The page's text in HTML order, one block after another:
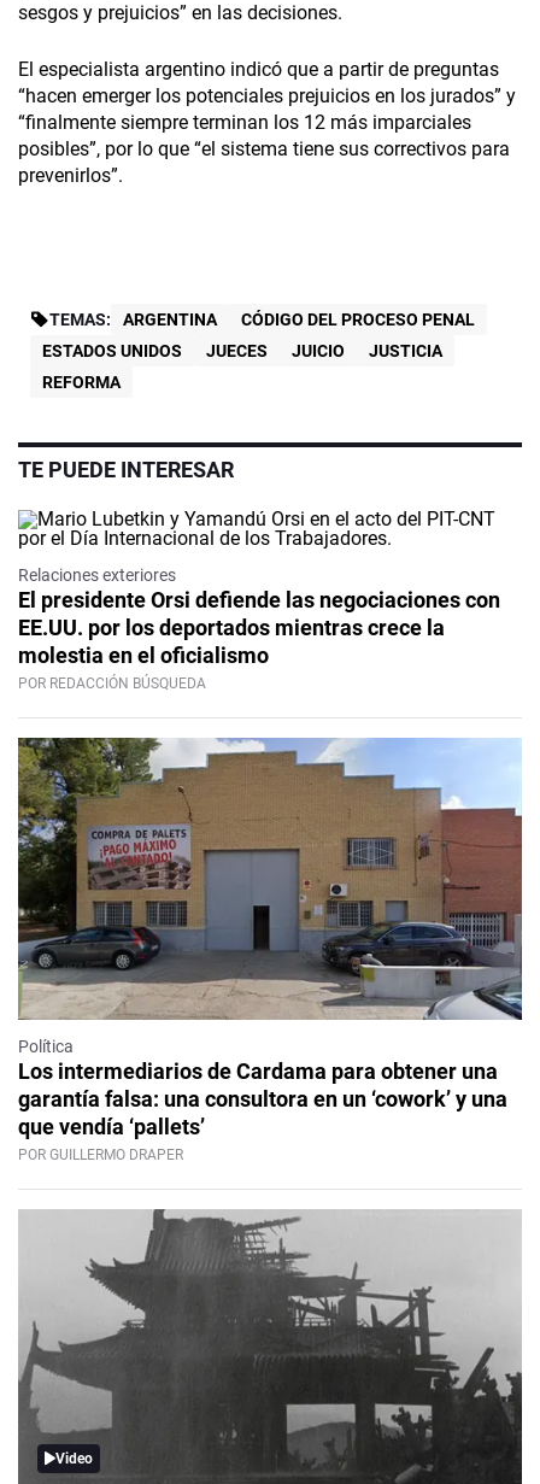
sesgos y prejuicios” en las decisiones.
El especialista argentino indicó que a partir de preguntas
“hacen emerger los potenciales prejuicios en los jurados” y
“finalmente siempre terminan los 12 más imparciales
posibles”, por lo que “el sistema tiene sus correctivos para
prevenirlos”.
TEMAS: ARGENTINA
CÓDIGO DEL PROCESO PENAL
ESTADOS UNIDOS
JUECES JUICIO
JUSTICIA
REFORMA
TE PUEDE INTERESAR
Relaciones exteriores
El presidente Orsi defiende las negociaciones con
EE.UU. por los deportados mientras crece la
molestia en el oficialismo
POR REDACCIÓN BÚSQUEDA
Política
Los intermediarios de Cardama para obtener una
garantía falsa: una consultora en un ‘cowork’ y una
que vendía ‘pallets’
POR GUILLERMO DRAPER
Video